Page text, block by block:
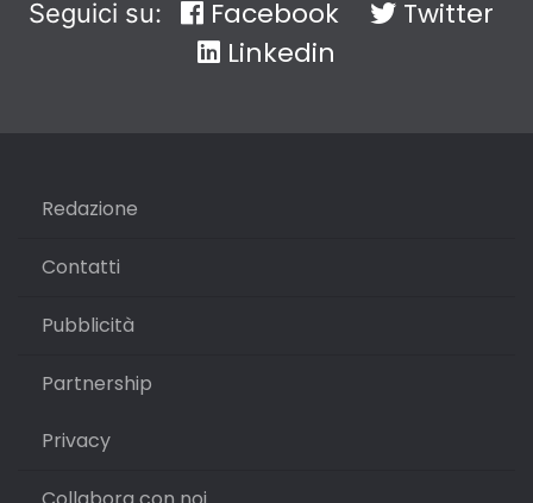
Seguici su: Facebook
Twitter
Linkedin
Redazione
Contatti
Pubblicità
Partnership
Privacy